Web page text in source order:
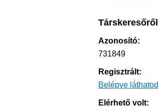
Társkeresőről
Azonosító:
731849
Regisztrált:
Belépve láthatod
Elérhető volt: